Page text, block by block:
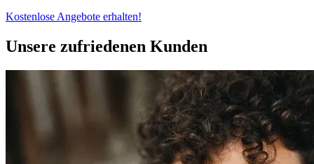
Kostenlose Angebote erhalten!
Unsere zufriedenen Kunden